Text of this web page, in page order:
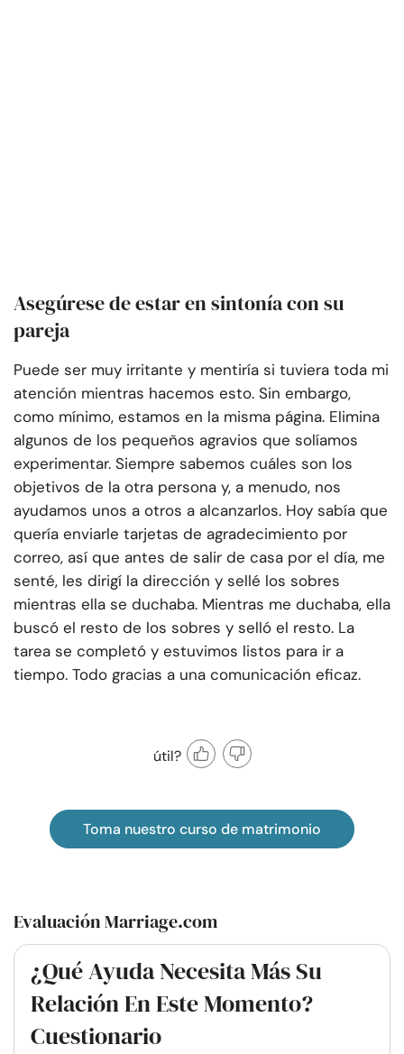
Asegúrese de estar en sintonía con su
pareja
Puede ser muy irritante y mentiría si tuviera toda mi
atención mientras hacemos esto. Sin embargo,
como mínimo, estamos en la misma página. Elimina
algunos de los pequeños agravios que solíamos
experimentar. Siempre sabemos cuáles son los
objetivos de la otra persona y, a menudo, nos
ayudamos unos a otros a alcanzarlos. Hoy sabía que
quería enviarle tarjetas de agradecimiento por
correo, así que antes de salir de casa por el día, me
senté, les dirigí la dirección y sellé los sobres
mientras ella se duchaba. Mientras me duchaba, ella
buscó el resto de los sobres y selló el resto. La
tarea se completó y estuvimos listos para ir a
tiempo. Todo gracias a una comunicación eficaz.
útil?
Toma nuestro curso de matrimonio
Evaluación Marriage.com
¿Qué Ayuda Necesita Más Su
Relación En Este Momento?
Cuestionario